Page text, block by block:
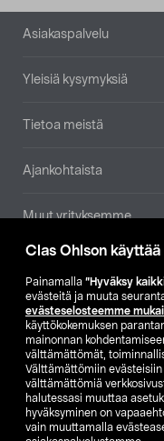
Clas Ohlson
Painamalla ”Hyväksy
evästeitä ja muuta
evästeselosteemme
käyttökokemuksen
mainonnan
välttämättömät,
Välttämättömiin
välttämättömiä
halutessasi muuttaa
hyväksyminen on
vain muuttamalla
Alatunniste
Asiakaspalvelu
Yleisiä kysymyksiä
Tietoa meistä
Ajankohtaista
Muut yrityksemme